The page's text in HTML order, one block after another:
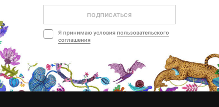
ПОДПИСАТЬСЯ
Я принимаю условия пользовательского
соглашения